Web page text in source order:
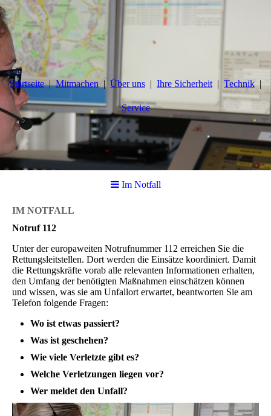
Startseite Mitmachen Über uns Ihre Sicherheit Technik
Service
Im Notfall
IM NOTFALL
Notruf 112
Unter der europaweiten Notrufnummer 112 erreichen Sie die
Rettungsleitstellen. Dort werden die Einsätze koordiniert. Damit
die Rettungskräfte vorab alle relevanten Informationen erhalten,
den Umfang der benötigten Maßnahmen einschätzen können
und wissen, was sie am Unfallort erwartet, beantworten Sie am
Telefon folgende Fragen:
Wo ist etwas passiert?
Was ist geschehen?
Wie viele Verletzte gibt es?
Welche Verletzungen liegen vor?
Wer meldet den Unfall?